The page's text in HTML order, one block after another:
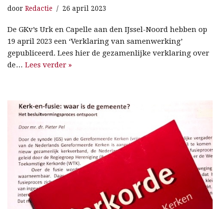
door Redactie 26 april 2023
De GKv’s Urk en Capelle aan den IJssel-Noord hebben op
19 april 2023 een ‘Verklaring van samenwerking’
gepubliceerd. Lees hier de gezamenlijke verklaring over
de… Lees verder »